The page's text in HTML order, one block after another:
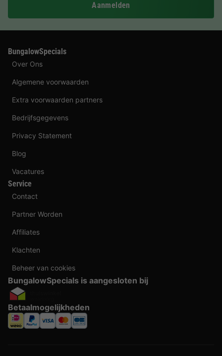
Aanmelden
BungalowSpecials
Over Ons
Algemene voorwaarden
Extra voorwaarden partners
Bedrijfsgegevens
Privacy Statement
Blog
Vacatures
Service
Contact
Partner Worden
Affiliates
Klachten
Beheer van cookies
BungalowSpecials is aangesloten bij
Betaalmogelijkheden